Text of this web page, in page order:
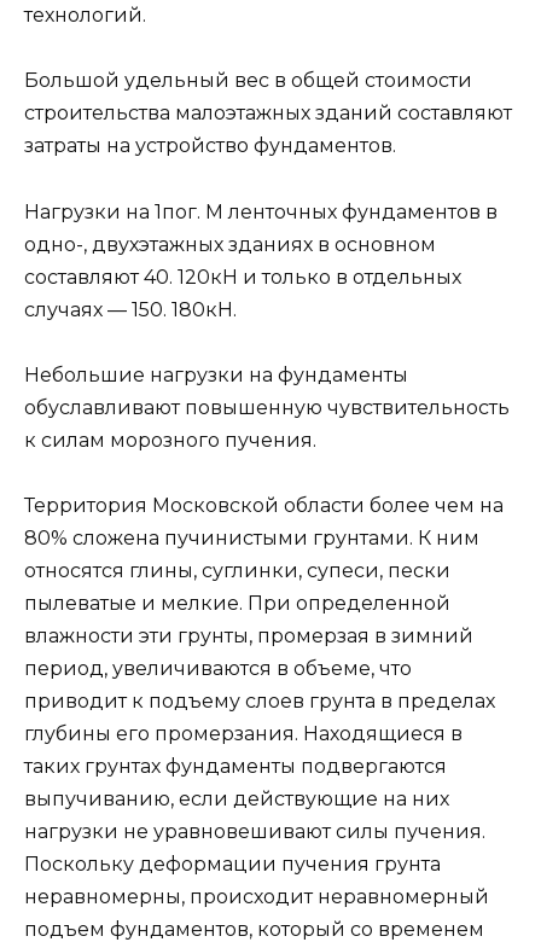
технологий.
Большой удельный вес в общей стоимости
строительства малоэтажных зданий составляют
затраты на устройство фундаментов.
Нагрузки на 1пог. М ленточных фундаментов в
одно-, двухэтажных зданиях в основном
составляют 40. 120кН и только в отдельных
случаях — 150. 180кН.
Небольшие нагрузки на фундаменты
обуславливают повышенную чувствительность
к силам морозного пучения.
Территория Московской области более чем на
80% сложена пучинистыми грунтами. К ним
относятся глины, суглинки, супеси, пески
пылеватые и мелкие. При определенной
влажности эти грунты, промерзая в зимний
период, увеличиваются в объеме, что
приводит к подъему слоев грунта в пределах
глубины его промерзания. Находящиеся в
таких грунтах фундаменты подвергаются
выпучиванию, если действующие на них
нагрузки не уравновешивают силы пучения.
Поскольку деформации пучения грунта
неравномерны, происходит неравномерный
подъем фундаментов, который со временем